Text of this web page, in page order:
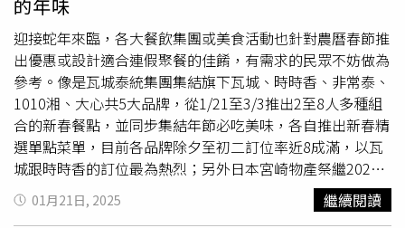
後看到動物的行為，發覺動物和人類一樣需要各種不同刺
激，才能維持身心的調和與健康，公司也期待未來能持續與
新竹市政府合作相關企業ESG方案。
的年味
迎接蛇年來臨，各大餐飲集團或美食活動也針對農曆春節推
出優惠或設計適合連假聚餐的佳餚，有需求的民眾不妨做為
參考。像是瓦城泰統集團集結旗下瓦城、時時香、非常泰、
1010湘、大心共5大品牌，從1/21至3/3推出2至8人多種組
合的新春餐點，並同步集結年節必吃美味，各自推出新春精
選單點菜單，目前各品牌除夕至初二訂位率近8成滿，以瓦
城跟時時香的訂位最為熱烈；另外日本宮崎物產祭繼2024
年歲末於《台灣米其林指南》推薦的台中餐廳「鳥苑」首先
推出後，再度於蛇年捎來第二波美食活動，由宮崎縣政府邀
01月21日, 2025 繼續閱讀